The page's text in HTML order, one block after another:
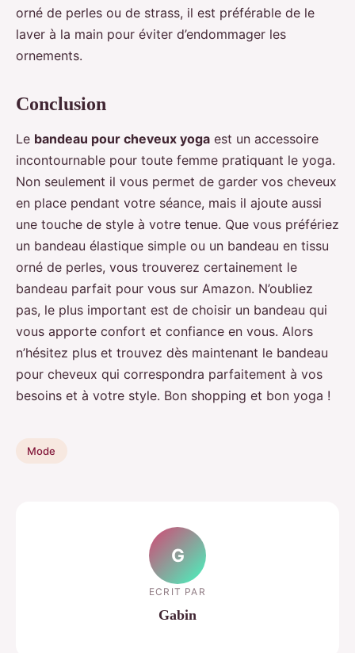
orné de perles ou de strass, il est préférable de le
laver à la main pour éviter d’endommager les
ornements.
Conclusion
Le bandeau pour cheveux yoga est un accessoire
incontournable pour toute femme pratiquant le yoga.
Non seulement il vous permet de garder vos cheveux
en place pendant votre séance, mais il ajoute aussi
une touche de style à votre tenue. Que vous préfériez
un bandeau élastique simple ou un bandeau en tissu
orné de perles, vous trouverez certainement le
bandeau parfait pour vous sur Amazon. N’oubliez
pas, le plus important est de choisir un bandeau qui
vous apporte confort et confiance en vous. Alors
n’hésitez plus et trouvez dès maintenant le bandeau
pour cheveux qui correspondra parfaitement à vos
besoins et à votre style. Bon shopping et bon yoga !
Mode
G
ECRIT PAR
Gabin